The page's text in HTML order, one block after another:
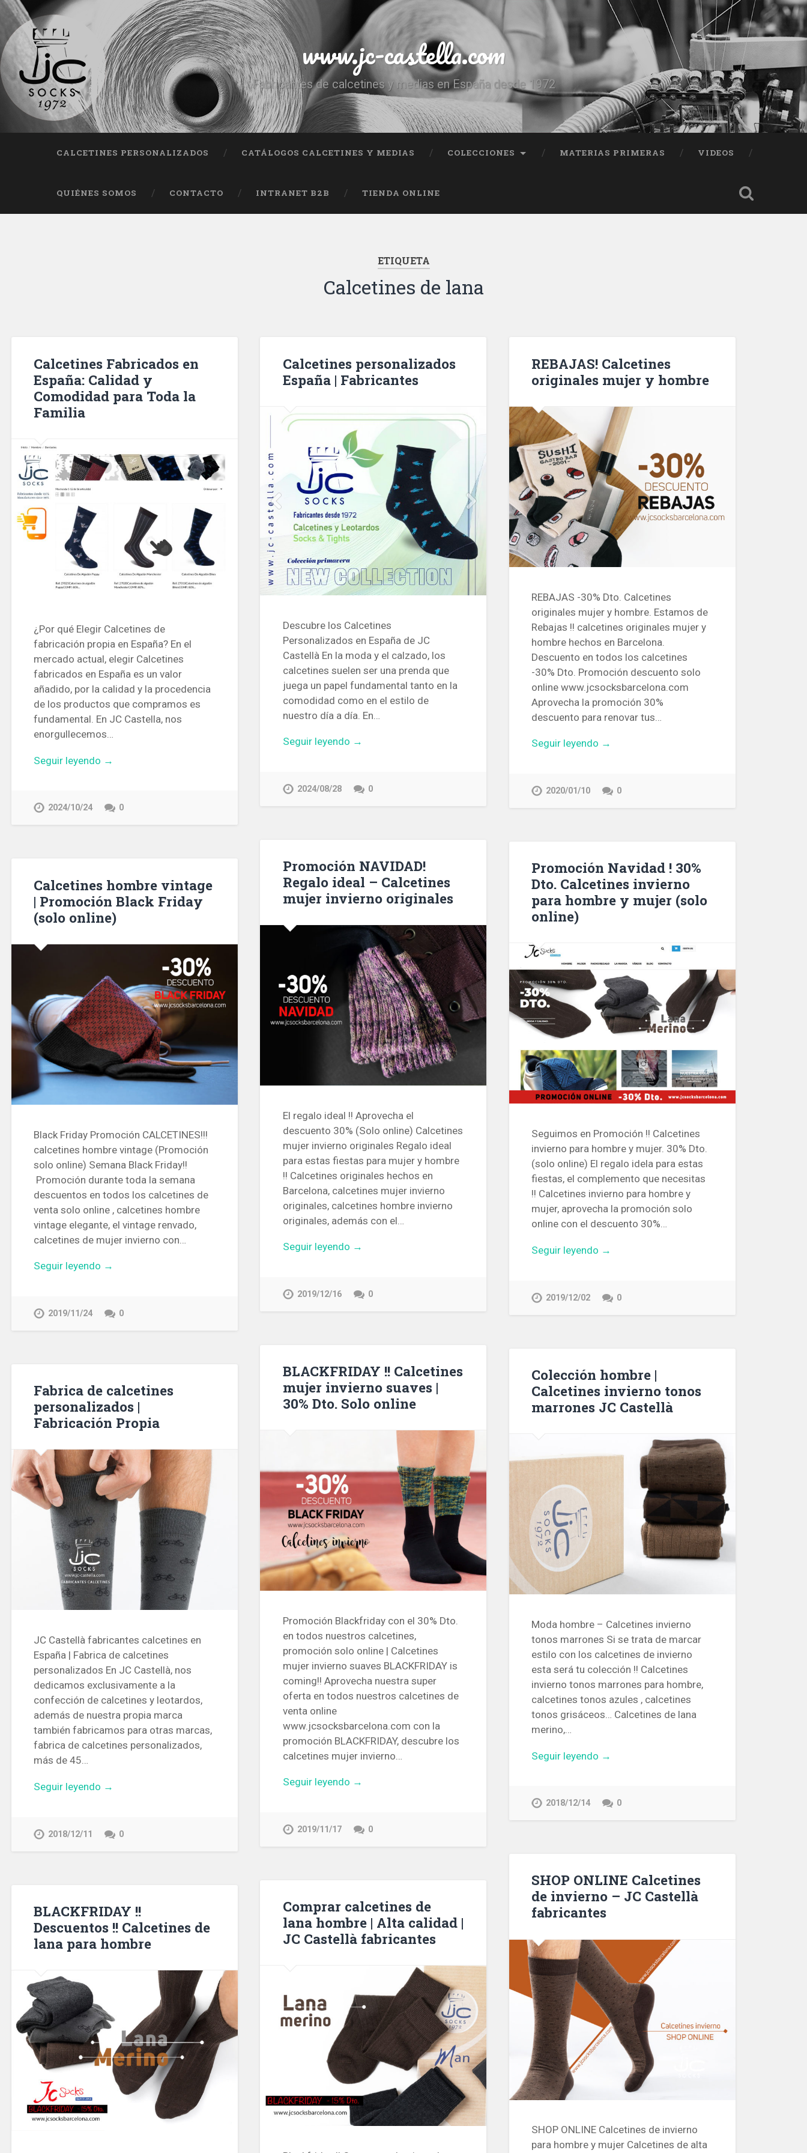
www.jc-castella.com
Fabricantes de calcetines y medias en España desde 1972
CALCETINES PERSONALIZADOS CATÁLOGOS CALCETINES Y MEDIAS COLECCIONES MATERIAS PRIMERAS VIDEOS
QUIÉNES SOMOS CONTACTO INTRANET B2B TIENDA ONLINE
ETIQUETA
Calcetines de lana
Calcetines Fabricados en
España: Calidad y
Comodidad para Toda la
Familia
¿Por qué Elegir Calcetines de
fabricación propia en España? En el
mercado actual, elegir Calcetines
fabricados en España es un valor
añadido, por la calidad y la procedencia
de los productos que compramos es
fundamental. En JC Castella, nos
enorgullecemos…
Seguir leyendo →
2024/10/24 0
Calcetines personalizados
España | Fabricantes
Descubre los Calcetines
Personalizados en España de JC
Castellà En la moda y el calzado, los
calcetines suelen ser una prenda que
juega un papel fundamental tanto en la
comodidad como en el estilo de
nuestro día a día. En…
Seguir leyendo →
2024/08/28 0
REBAJAS! Calcetines
originales mujer y hombre
REBAJAS -30% Dto. Calcetines
originales mujer y hombre. Estamos de
Rebajas !! calcetines originales mujer y
hombre hechos en Barcelona.
Descuento en todos los calcetines
-30% Dto. Promoción descuento solo
online www.jcsocksbarcelona.com
Aprovecha la promoción 30%
descuento para renovar tus…
Seguir leyendo →
2020/01/10 0
Promoción NAVIDAD!
Regalo ideal – Calcetines
mujer invierno originales
El regalo ideal !! Aprovecha el
descuento 30% (Solo online) Calcetines
mujer invierno originales Regalo ideal
para estas fiestas para mujer y hombre
!! Calcetines originales hechos en
Barcelona, calcetines mujer invierno
originales, calcetines hombre invierno
originales, además con el…
Seguir leyendo →
2019/12/16 0
Promoción Navidad ! 30%
Dto. Calcetines invierno
para hombre y mujer (solo
online)
Seguimos en Promoción !! Calcetines
invierno para hombre y mujer. 30% Dto.
(solo online) El regalo idela para estas
fiestas, el complemento que necesitas
!! Calcetines invierno para hombre y
mujer, aprovecha la promoción solo
online con el descuento 30%…
Seguir leyendo →
2019/12/02 0
Calcetines hombre vintage
| Promoción Black Friday
(solo online)
Black Friday Promoción CALCETINES!!!
calcetines hombre vintage (Promoción
solo online) Semana Black Friday!!
Promoción durante toda la semana
descuentos en todos los calcetines de
venta solo online , calcetines hombre
vintage elegante, el vintage renvado,
calcetines de mujer invierno con…
Seguir leyendo →
2019/11/24 0
BLACKFRIDAY !! Calcetines
mujer invierno suaves |
30% Dto. Solo online
Promoción Blackfriday con el 30% Dto.
en todos nuestros calcetines,
promoción solo online | Calcetines
mujer invierno suaves BLACKFRIDAY is
coming!! Aprovecha nuestra super
oferta en todos nuestros calcetines de
venta online
www.jcsocksbarcelona.com con la
promoción BLACKFRIDAY, descubre los
calcetines mujer invierno…
Seguir leyendo →
2019/11/17 0
Colección hombre |
Calcetines invierno tonos
marrones JC Castellà
Moda hombre – Calcetines invierno
tonos marrones Si se trata de marcar
estilo con los calcetines de invierno
esta será tu colección !! Calcetines
invierno tonos marrones para hombre,
calcetines tonos azules , calcetines
tonos grisáceos… Calcetines de lana
merino,…
Seguir leyendo →
2018/12/14 0
Fabrica de calcetines
personalizados |
Fabricación Propia
JC Castellà fabricantes calcetines en
España | Fabrica de calcetines
personalizados En JC Castellà, nos
dedicamos exclusivamente a la
confección de calcetines y leotardos,
además de nuestra propia marca
también fabricamos para otras marcas,
fabrica de calcetines personalizados,
más de 45…
Seguir leyendo →
2018/12/11 0
SHOP ONLINE Calcetines
de invierno – JC Castellà
fabricantes
SHOP ONLINE Calcetines de invierno
para hombre y mujer Calcetines de alta
Comprar calcetines de
lana hombre | Alta calidad |
JC Castellà fabricantes
BLACKFRIDAY !!
Descuentos !! Calcetines de
lana para hombre